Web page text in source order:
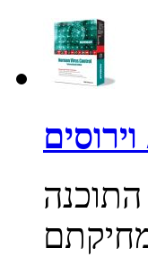
התוכנה Malware Cleaner מאפשרת סריקת המחשב לאיתור